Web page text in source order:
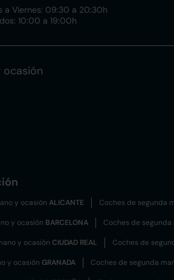
a Viernes: 09:30 a 20:30h
10:00 a 19:00h
ocasión
y ocasión ALICANTE Coches de segunda
y ocasión BARCELONA Coches de segunda
y ocasión CIUDAD REAL Coches de
y ocasión GRANADA Coches de segunda